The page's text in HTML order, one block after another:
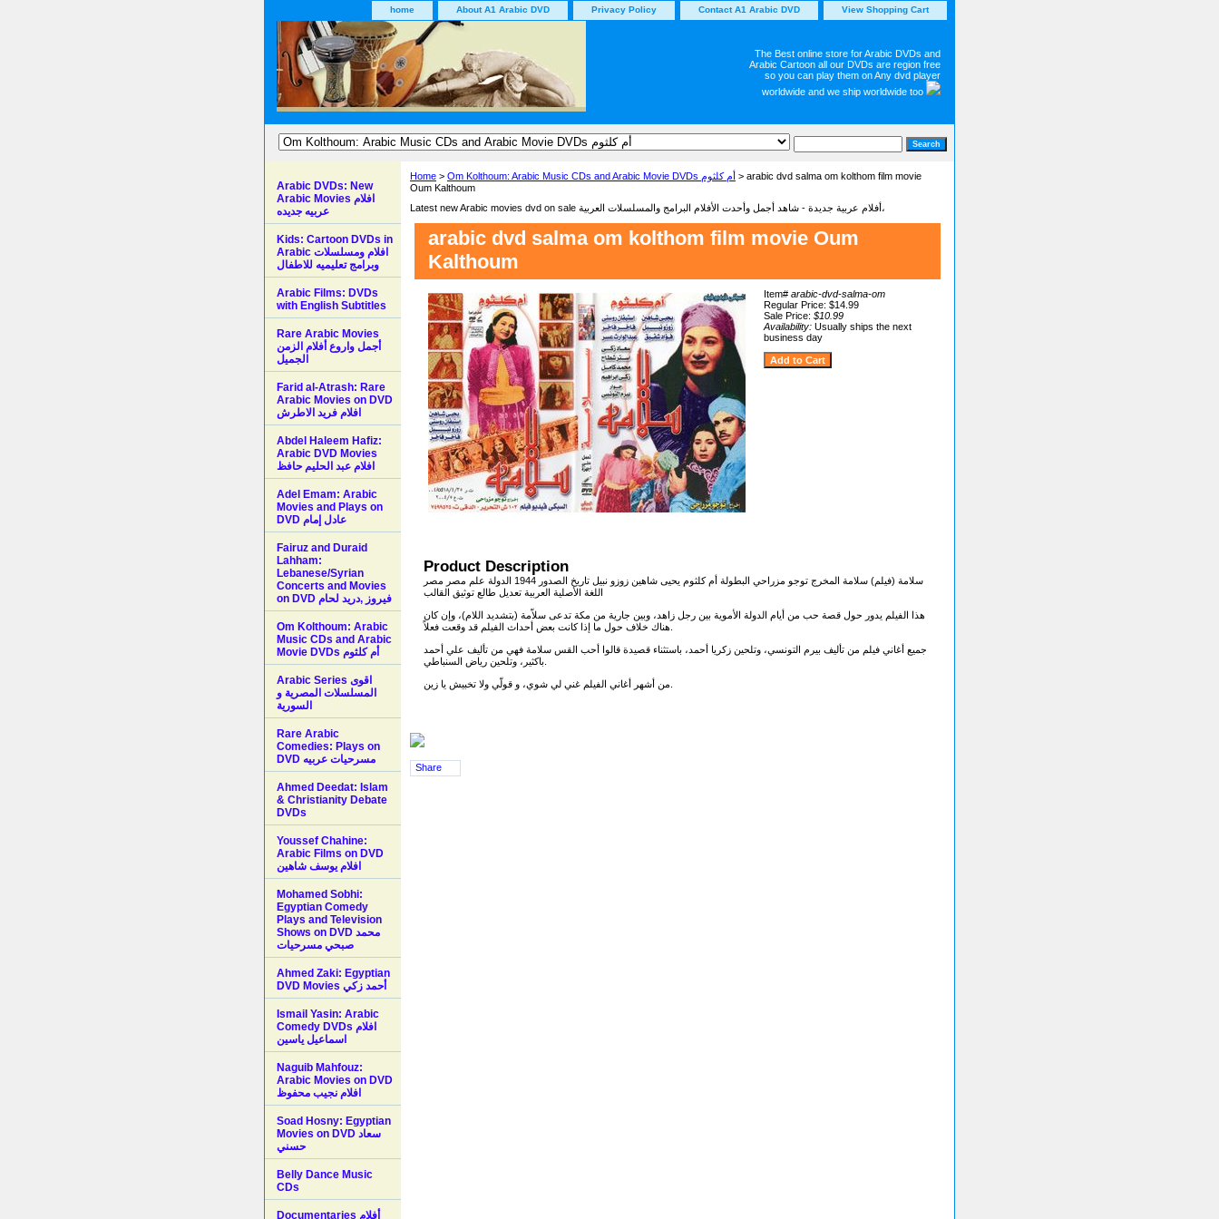
home About A1 Arabic DVD Privacy Policy Contact A1 Arabic DVD View Shopping Cart
The Best online store for Arabic DVDs and
Arabic Cartoon all our DVDs are region free
so you can play them on Any dvd player
worldwide and we ship worldwide too
Home > Om Kolthoum: Arabic Music CDs and Arabic Movie DVDs أم كلثوم > arabic dvd salma om kolthom film movie
Oum Kalthoum
Latest new Arabic movies dvd on sale أفلام عربية جديدة - شاهد أجمل وأحدت الأفلام البرامج والمسلسلات العربية،
arabic dvd salma om kolthom film movie Oum
Kalthoum
Item# arabic-dvd-salma-om
Regular Price: $14.99
Sale Price: $10.99
Availability: Usually ships the next
business day
Product Description
سلامة (فيلم) سلامة المخرج توجو مزراحي البطولة أم كلثوم يحيى شاهين زوزو نبيل تاريخ الصدور 1944 الدولة علم مصر مصر
اللغة الأصلية العربية تعديل طالع توثيق القالب
هذا الفيلم يدور حول قصة حب من أيام الدولة الأموية بين رجل زاهد، وبين جارية من مكة تدعى سلاّمة (بتشديد اللام)، وإن كان
جميع أغاني فيلم من تأليف بيرم التونسي، وتلحين زكريا أحمد، باستثناء قصيدة قالوا أحب القس سلامة فهي من تأليف علي أحمد
Share
Arabic DVDs: New
Arabic Movies افلام
عربيه جديده
Kids: Cartoon DVDs in
Arabic افلام ومسلسلات
وبرامج تعليميه للاطفال
Arabic Films: DVDs
with English Subtitles
Rare Arabic Movies
أجمل واروع أفلام الزمن
الجميل
Farid al-Atrash: Rare
Arabic Movies on DVD
افلام فريد الاطرش
Abdel Haleem Hafiz:
Arabic DVD Movies
افلام عبد الحليم حافظ
Adel Emam: Arabic
Movies and Plays on
Fairuz and Duraid
Lahham:
Lebanese/Syrian
Concerts and Movies
on DVD فيروز ,دريد لحام
Om Kolthoum: Arabic
Music CDs and Arabic
Movie DVDs أم كلثوم
Arabic Series اقوى
المسلسلات المصرية و
السورية
Rare Arabic
Comedies: Plays on
DVD مسرحيات عربيه
Ahmed Deedat: Islam
& Christianity Debate
DVDs
Youssef Chahine:
Arabic Films on DVD
افلام يوسف شاهين
Mohamed Sobhi:
Egyptian Comedy
Plays and Television
Shows on DVD محمد
صبحي مسرحيات
Ahmed Zaki: Egyptian
DVD Movies أحمد زكي
Ismail Yasin: Arabic
Comedy DVDs افلام
اسماعيل ياسين
Naguib Mahfouz:
Arabic Movies on DVD
افلام نجيب محفوظ
Soad Hosny: Egyptian
Movies on DVD سعاد
حسني
Belly Dance Music
CDs
Documentaries أفلام